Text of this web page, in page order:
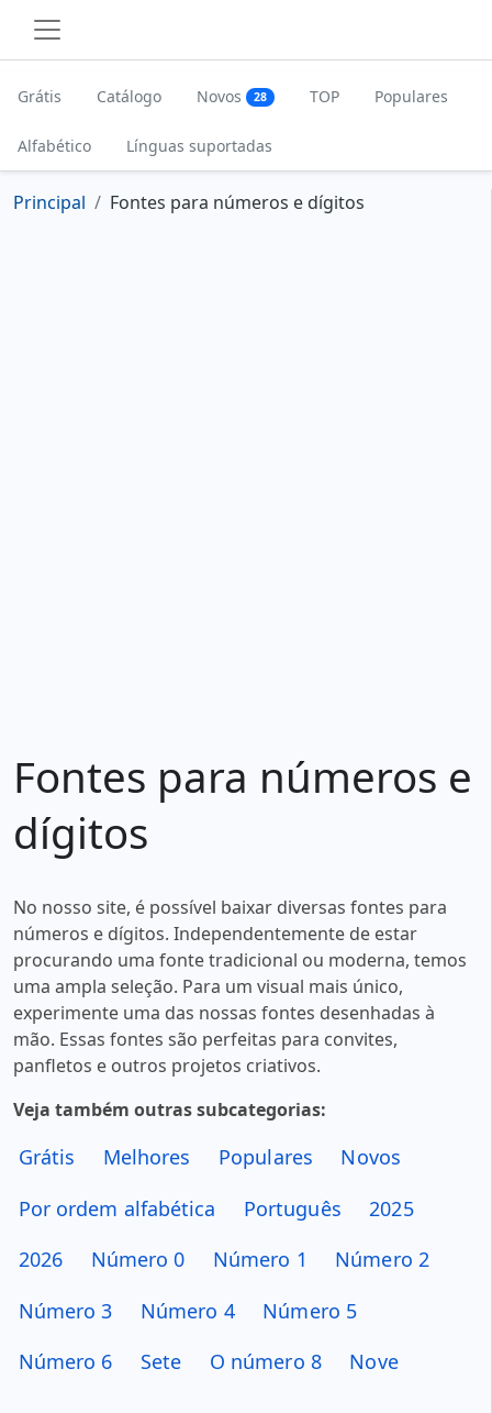
Grátis Catálogo Novos 28 TOP Populares
Alfabético Línguas suportadas
Principal Fontes para números e dígitos
Fontes para números e
dígitos
No nosso site, é possível baixar diversas fontes para
números e dígitos. Independentemente de estar
procurando uma fonte tradicional ou moderna, temos
uma ampla seleção. Para um visual mais único,
experimente uma das nossas fontes desenhadas à
mão. Essas fontes são perfeitas para convites,
panfletos e outros projetos criativos.
Veja também outras subcategorias:
Grátis Melhores Populares
Novos
Por ordem alfabética
Português
2025
2026
Número 0 Número 1
Número 2
Número 3
Número 4
Número 5
Número 6
Sete O número 8 Nove